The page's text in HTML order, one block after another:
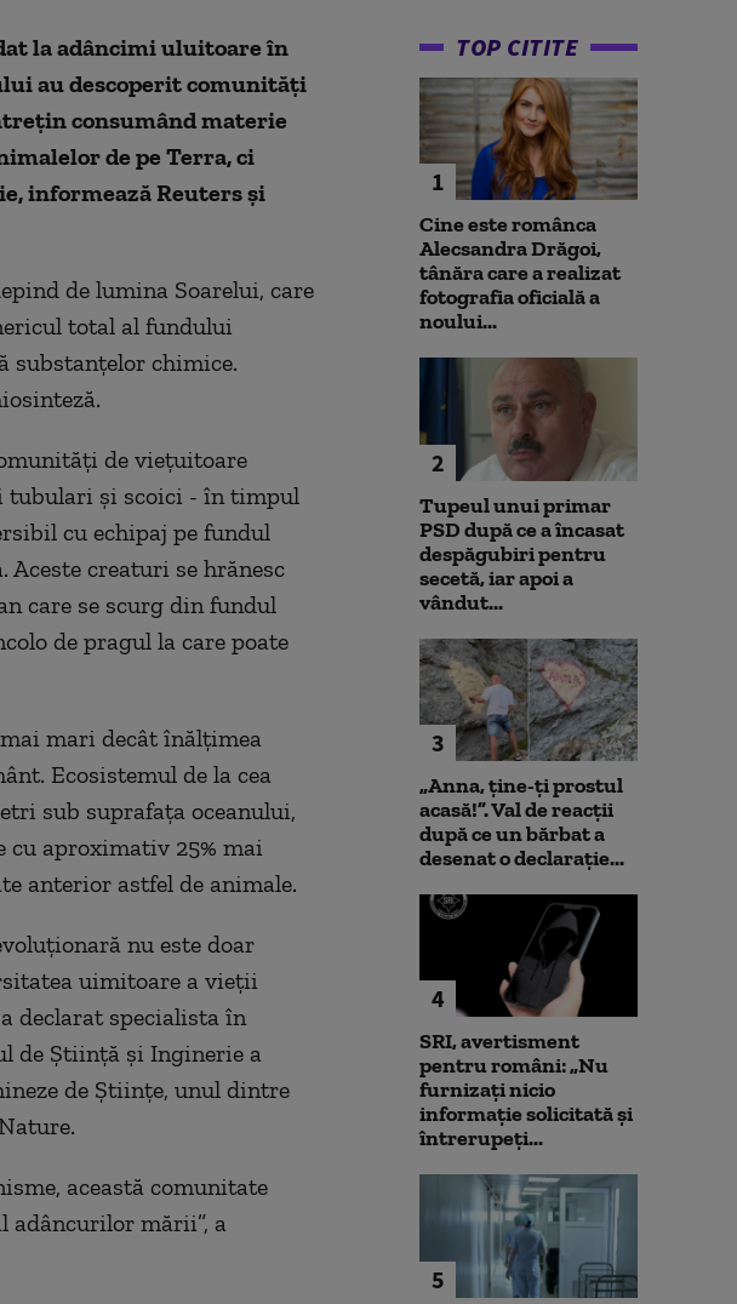
la adâncimi uluitoare în
au descoperit comunităţi
consumând materie
de pe Terra, ci
informează Reuters şi
de lumina Soarelui, care
total al fundului
substanţelor chimice.
de vieţuitoare
tubulari şi scoici - în timpul
cu echipaj pe fundul
Aceste creaturi se hrănesc
care se scurg din fundul
de pragul la care poate
mari decât înălţimea
Ecosistemul de la cea
sub suprafaţa oceanului,
cu aproximativ 25% mai
anterior astfel de animale.
nu este doar
uimitoare a vieţii
declarat specialista în
de Ştiinţă şi Inginerie a
de Ştiinţe, unul dintre
această comunitate
adâncurilor mării”, a
TOP CITITE
1
Cine este românca
Alecsandra Drăgoi,
tânăra care a realizat
fotografia oficială a
noului...
2
Tupeul unui primar
PSD după ce a încasat
despăgubiri pentru
secetă, iar apoi a
vândut...
3
„Anna, ţine-ţi prostul
acasă!”. Val de reacții
după ce un bărbat a
desenat o declarație...
4
SRI, avertisment
pentru români: „Nu
furnizați nicio
informație solicitată și
întrerupeți...
5